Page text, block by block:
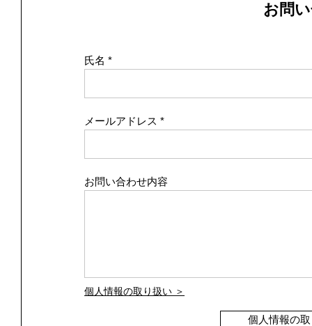
お問
氏名
メールアドレス
お問い合わせ内容
個人情報の取り扱い ＞
個人情報の